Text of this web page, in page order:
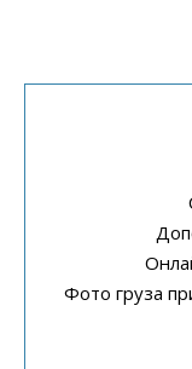
Фото груза